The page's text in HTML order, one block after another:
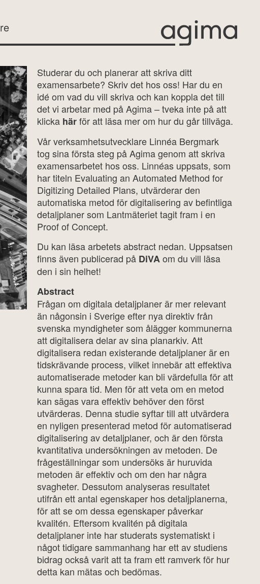
Studerar du och planerar att skriva ditt
examensarbete? Skriv det hos oss! Har du en
idé om vad du vill skriva och kan koppla det till
det vi arbetar med på Agima – tveka inte på att
klicka härför att läsa mer om hur du går tillväga.
Vår verksamhetsutvecklare Linnéa Bergmark
tog sina första steg på Agima genom att skriva
examensarbetet hos oss. Linnéas uppsats, som
har titeln Evaluating an Automated Method for
Digitizing Detailed Plans, utvärderar den
automatiska metod för digitalisering av befintliga
detaljplaner som Lantmäteriet tagit fram i en
Proof of Concept.
Du kan läsa arbetets abstract nedan. Uppsatsen
finns även publicerad på DiVAom du vill läsa
den i sin helhet!
Abstract
Frågan om digitala detaljplaner är mer relevant
än någonsin i Sverige efter nya direktiv från
svenska myndigheter som ålägger kommunerna
att digitalisera delar av sina planarkiv. Att
digitalisera redan existerande detaljplaner är en
tidskrävande process, vilket innebär att effektiva
automatiserade metoder kan bli värdefulla för att
kunna spara tid. Men för att veta om en metod
kan sägas vara effektiv behöver den först
utvärderas. Denna studie syftar till att utvärdera
en nyligen presenterad metod för automatiserad
digitalisering av detaljplaner, och är den första
kvantitativa undersökningen av metoden. De
frågeställningar som undersöks är huruvida
metoden är effektiv och om den har några
svagheter. Dessutom analyseras resultatet
utifrån ett antal egenskaper hos detaljplanerna,
för att se om dessa egenskaper påverkar
kvalitén. Eftersom kvalitén på digitala
detaljplaner inte har studerats systematiskt i
något tidigare sammanhang har ett av studiens
bidrag också varit att ta fram ett ramverk för hur
detta kan mätas och bedömas.